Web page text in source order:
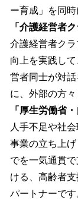
ー育成」を同
「介護経営者ク
介護経営者ク
向上を実践し
営者同士が対
に、外部の方
「厚生労働省
人手不足や社
事業の立ち上
でを一気通貫
ける、高齢者
パートナーです